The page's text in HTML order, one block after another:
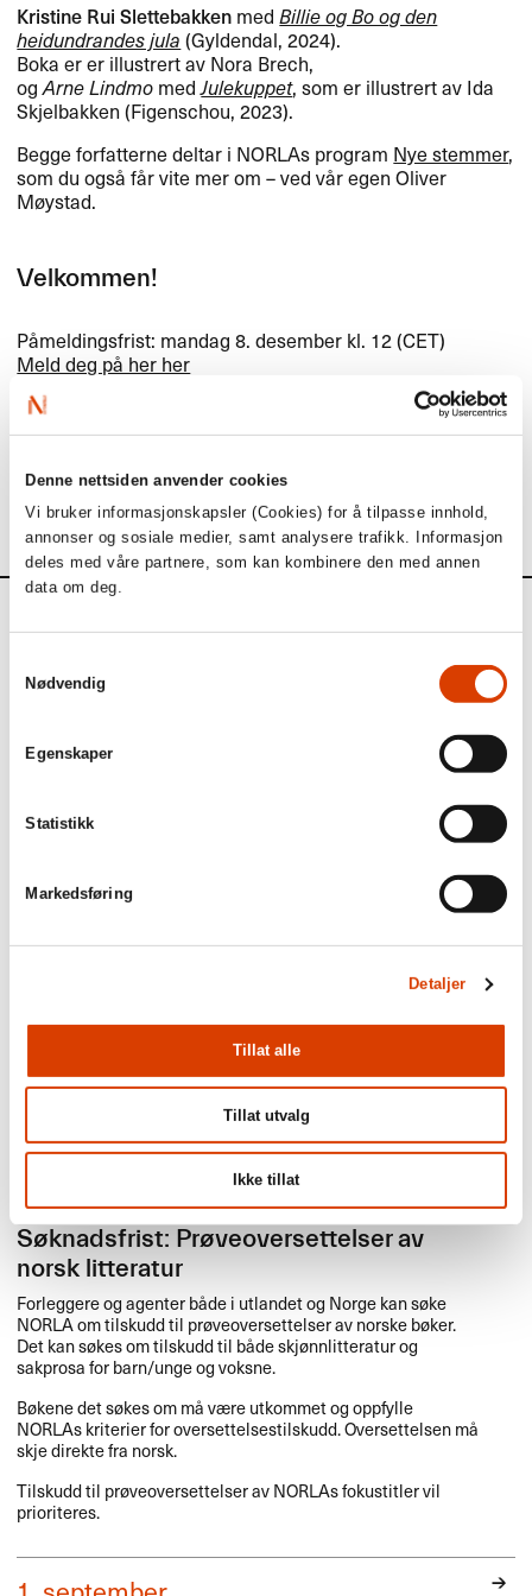
Denne nettsiden anvender cookies
Vi bruker informasjonskapsler (Cookies) for å tilpasse innhold,
annonser og sosiale medier, samt analysere trafikk. Informasjon
deles med våre partnere, som kan kombinere den med annen
data om deg.
Nødvendig
Egenskaper
Statistikk
Markedsføring
Detaljer
Tillat alle
Tillat utvalg
Ikke tillat
Kristine Rui Slettebakken medBillie og Bo og den
heidundrandes jula (Gyldendal, 2024).
Boka er er illustrert av Nora Brech,
ogArne Lindmo medJulekuppet, som er illustrert av Ida
Skjelbakken (Figenschou, 2023).
Begge forfatterne deltar i NORLAs program Nye stemmer,
som du også får vite mer om – ved vår egen Oliver
Møystad.
Velkommen!
Påmeldingsfrist: mandag 8. desember kl. 12 (CET)
Meld deg på her her
Hvis du ønsker å bake noe for å komme i julestemning,
anbefaler vi denne oppskriften på brune pinner.
*NORLA kan dessverre ikke dekke reisekostnader for
Kalender
Kommende aktiviteter
Søknadsfrist: Tilskudd til eksport- og
agenter og forlag)
Ordningen skal bidra til å styrke eksport, etterspørsel og
markedsutvikling for norske bøker og forfattere i utlandet, og
med det øke inntjeningen til norske aktører. Prosjektene det
søkes om tilskudd til, skal være rettet mot å åpne nye
markeder for en eller flere bøker eller forfattere, eller mot å
videreutvikle eksisterende markeder.
Søknadsfrist: Prøveoversettelser av
norsk litteratur
Forleggere og agenter både i utlandet og Norge kan søke
NORLAom tilskudd til prøveoversettelser av norske bøker.
Det kan søkes om tilskudd til både skjønnlitteratur og
sakprosa for barn/unge og voksne.
Bøkene det søkes om må være utkommet og oppfylle
NORLAs kriterier for oversettelsestilskudd. Oversettelsen må
skje direkte fra norsk.
Tilskudd til prøveoversettelser av NORLAs fokustitler vil
prioriteres.